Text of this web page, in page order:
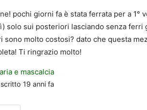
pochi giorni fa è stata ferrata per a
solo sui posteriori lasciando senza
sono molto costosi? dato che questa
Ti ringrazio molto!
e mascalcia
19 anni fa